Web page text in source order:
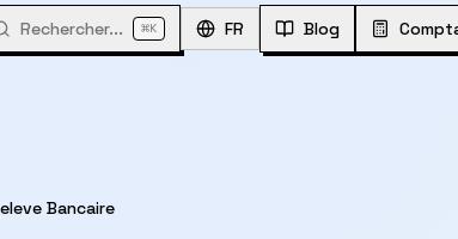
Rechercher... ⌘K FR Blog
Bancaire